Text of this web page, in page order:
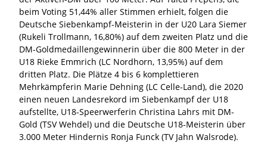
beim Voting 51,44% aller Stimmen erhielt, folgen die
Deutsche Siebenkampf-Meisterin in der U20 Lara Siemer
(Rukeli Trollmann, 16,80%) auf dem zweiten Platz und die
DM-Goldmedaillengewinnerin über die 800 Meter in der
U18 Rieke Emmrich (LC Nordhorn, 13,95%) auf dem
dritten Platz. Die Plätze 4 bis 6 komplettieren
Mehrkämpferin Marie Dehning (LC Celle-Land), die 2020
einen neuen Landesrekord im Siebenkampf der U18
aufstellte, U18-Speerwerferin Christina Lahrs mit DM-
Gold (TSV Wehdel) und die Deutsche U18-Meisterin über
3.000 Meter Hindernis Ronja Funck (TV Jahn Walsrode).